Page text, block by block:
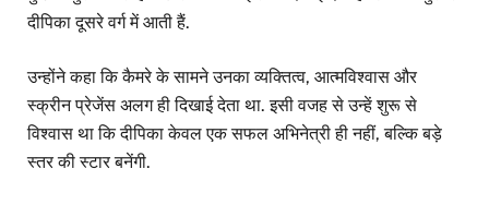
दीपिका दूसरे वर्ग में आती हैं.
उन्होंने कहा कि कैमरे के सामने उनका व्यक्तित्व, आत्मविश्वास और
स्क्रीन प्रेजेंस अलग ही दिखाई देता था. इसी वजह से उन्हें शुरू से
विश्वास था कि दीपिका केवल एक सफल अभिनेत्री ही नहीं, बल्कि बड़े
स्तर की स्टार बनेंगी.